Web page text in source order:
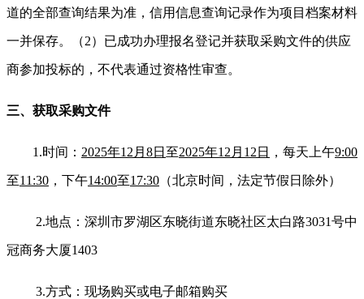
道的全部查询结果为准，信用信息查询记录作为项目档案材料
一并保存。（2）已成功办理报名登记并获取采购文件的供应
商参加投标的，不代表通过资格性审查。
三、获取采购文件
1.时间： 2025年12月8日 至2025年12月12日 ，每天上午9:00
至11:30 ，下午14:00至17:30 （北京时间，法定节假日除外）
2.地点：深圳市罗湖区东晓街道东晓社区太白路3031号中
冠商务大厦1403
3.方式：现场购买或电子邮箱购买